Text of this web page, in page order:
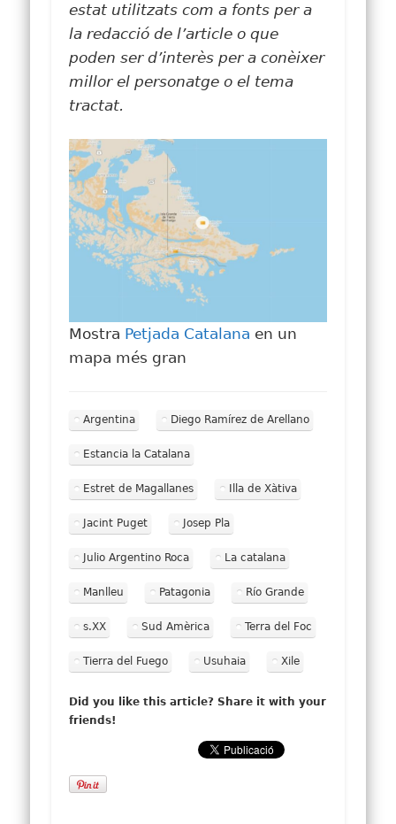
estat utilitzats com a fonts per a
la redacció de l’article o que
poden ser d’interès per a conèixer
millor el personatge o el tema
tractat.
Mostra Petjada Catalana en un
mapa més gran
Argentina Diego Ramírez de Arellano
Estancia la Catalana
Estret de Magallanes Illa de Xàtiva
Jacint Puget Josep Pla
Julio Argentino Roca La catalana
Manlleu Patagonia Río Grande
s.XX Sud Amèrica Terra del Foc
Tierra del Fuego Usuhaia Xile
Did you like this article? Share it with your
friends!